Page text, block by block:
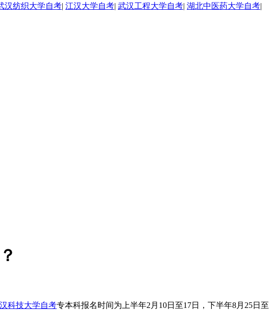
汉纺织大学自考| 江汉大学自考| 武汉工程大学自考| 湖北中医药大学自考|
科技大学自考专本科报名时间为上半年2月10日至17日，下半年8月25日至